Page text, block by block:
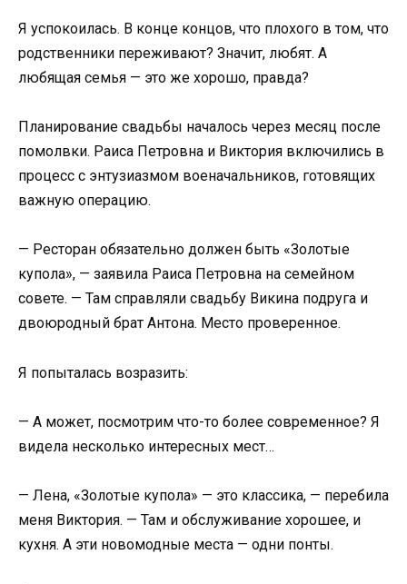
Я успокоилась. В конце концов, что плохого в том, что
родственники переживают? Значит, любят. А
любящая семья — это же хорошо, правда?
Планирование свадьбы началось через месяц после
помолвки. Раиса Петровна и Виктория включились в
процесс с энтузиазмом военачальников, готовящих
важную операцию.
— Ресторан обязательно должен быть «Золотые
купола», — заявила Раиса Петровна на семейном
совете. — Там справляли свадьбу Викина подруга и
двоюродный брат Антона. Место проверенное.
Я попыталась возразить:
— А может, посмотрим что-то более современное? Я
видела несколько интересных мест…
— Лена, «Золотые купола» — это классика, — перебила
меня Виктория. — Там и обслуживание хорошее, и
кухня. А эти новомодные места — одни понты.